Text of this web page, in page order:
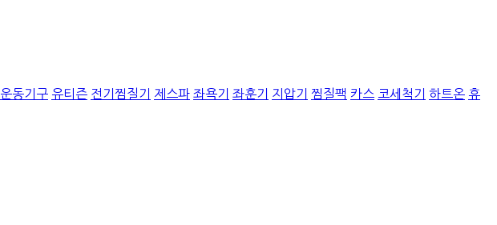
운동기구 유티즌 전기찜질기 제스파 좌욕기 좌훈기 지압기 찜질팩 카스 코세척기 하트온 휴